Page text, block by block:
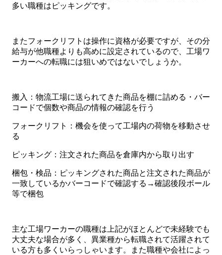
多い職種はピッキングです。
またフォークリフトは操作に資格が必要ですが、その分
給与が他職種よりも高めに設定されているので、工場ワ
ーカーへの転職には狙いめではないでしょうか。
搬入：物流工場に送られてきた商品を棚に詰める・バー
コードで個数や商品の情報の確認を行う
フォークリフト：機会を使って工場内の荷物を移動させ
る
ピッキング：注文された商品を倉庫内から取り出す
梱包・検品：ピッキングされた商品と注文された商品が
一致しているかバーコードで確認する→確認後段ボール
等で梱包
主な工場ワーカーの職種は上記がほとんどで未経験でも
大丈夫な場合が多く、異業種から転職されて活躍されて
いる方も多くいらっしゃいます。また職種や会社によっ